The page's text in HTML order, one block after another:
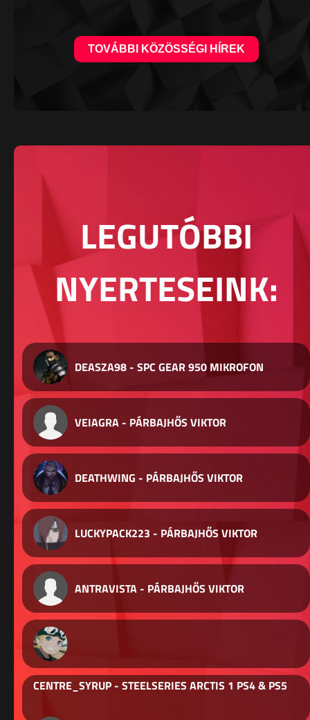
TOVÁBBI KÖZÖSSÉGI HÍREK
LEGUTÓBBI
NYERTESEINK:
DEASZA98 - SPC GEAR 950 MIKROFON
VEIAGRA - PÁRBAJHŐS VIKTOR
DEATHWING - PÁRBAJHŐS VIKTOR
LUCKYPACK223 - PÁRBAJHŐS VIKTOR
ANTRAVISTA - PÁRBAJHŐS VIKTOR
CENTRE_SYRUP - STEELSERIES ARCTIS 1 PS4 & PS5